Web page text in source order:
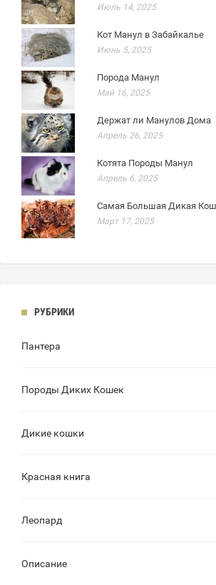
Июль 14, 2025
Кот Манул в Забайкалье
Июнь 5, 2025
Порода Манул
Май 16, 2025
Держат ли Манулов Дома
Апрель 26, 2025
Котята Породы Манул
Апрель 6, 2025
Самая Большая Дикая
Март 17, 2025
РУБРИКИ
Пантера
Породы Диких Кошек
Дикие кошки
Красная книга
Леопард
Описание